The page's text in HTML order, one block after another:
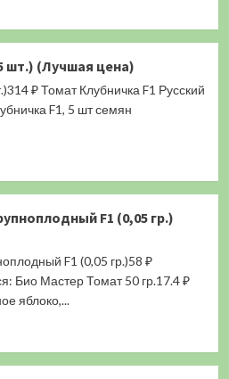
шт.) (Лучшая цена)
₽ Томат Клубничка F1 Русский
F1, 5 шт семян
F1 (0,05 гр.)
F1 (0,05 гр.)58 ₽
Био Мастер Томат 50 гр.17.4 ₽
яблоко,...